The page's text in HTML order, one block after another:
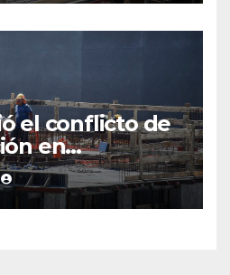
el conflicto de
en
donde el